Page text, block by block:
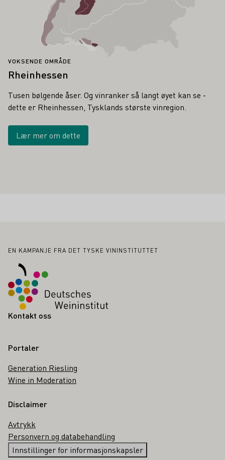
VOKSENDE OMRÅDE
Rheinhessen
Tusen bølgende åser. Og vinranker så langt øyet kan se -
dette er Rheinhessen, Tysklands største vinregion.
Lær mer om dette
Bunntekst
EN KAMPANJE FRA DET TYSKE VININSTITUTTET
Kontakt oss
Portaler
Generation Riesling
Wine in Moderation
Disclaimer
Avtrykk
Personvern og databehandling
Innstillinger for informasjonskapsler